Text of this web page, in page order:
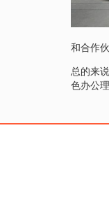
和合作
总的来
色办公